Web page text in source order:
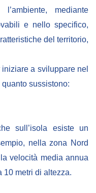
mediante
e nello specifico,
del territorio,
a sviluppare nel
sussistono:
sull’isola esiste un
nella zona Nord
velocità media annua
10 metri di altezza.